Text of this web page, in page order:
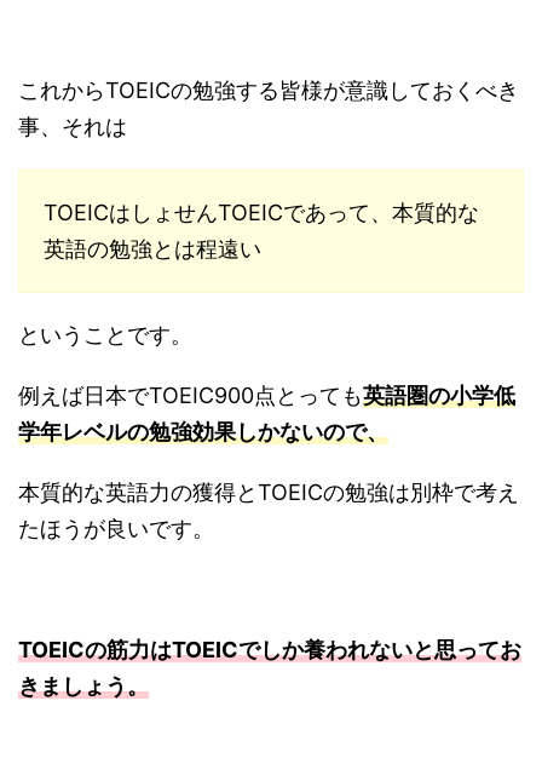
これからTOEICの勉強する皆様が意識しておくべき
事、それは
TOEICはしょせんTOEICであって、 本質的な
英語の勉強とは程遠い
ということです。
例えば日本でTOEIC900点とっても英語圏の小学低
学年レベルの勉強効果しかないので、
本質的な英語力の獲得とTOEICの勉強は別枠で考え
たほうが良いです。
TOEICの筋力はTOEICでしか養われないと思ってお
きましょう。